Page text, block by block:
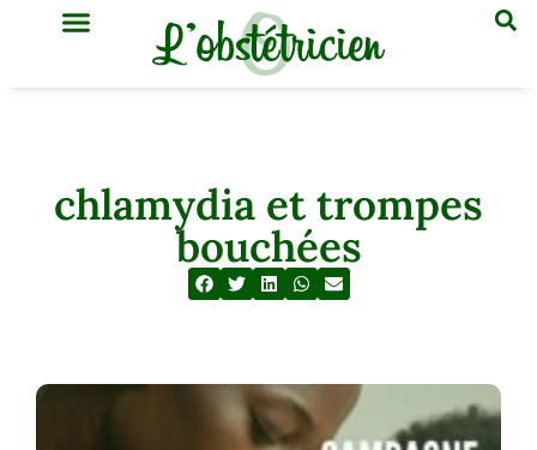
chlamydia et trompes
bouchées